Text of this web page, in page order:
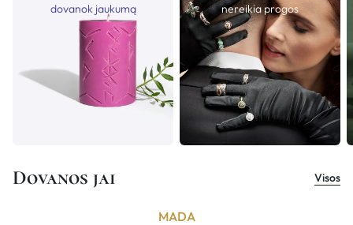
dovanok jaukumą nereikia progos
Dovanos jai Visos
MADA